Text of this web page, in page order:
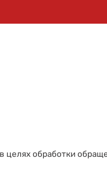
обработки